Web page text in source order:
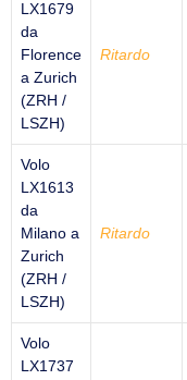
LX1679
da
Florence
a Zurich
(ZRH /
LSZH)
Ritardo
Volo
LX1613
da
Milano a
Zurich
(ZRH /
LSZH)
Ritardo
Volo
LX1737